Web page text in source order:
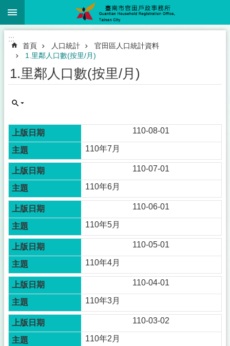
跳到主要內容區塊
:::
首頁 人口統計
官田區人口統計資料
1.里鄰人口數(按里/月)
1.里鄰人口數(按里/月)
110-08-01
110年7月
110-07-01
110年6月
110-06-01
110年5月
110-05-01
110年4月
110-04-01
110年3月
110-03-02
110年2月